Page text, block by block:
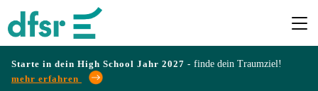
Starte in dein High School Jahr 2027 - finde dein Traumziel!
mehr erfahren